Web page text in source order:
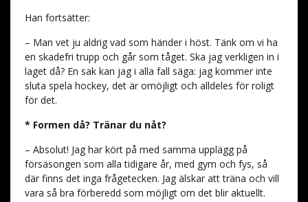
Han fortsätter:
– Man vet ju aldrig vad som händer i höst. Tänk om vi ha
en skadefri trupp och går som tåget. Ska jag verkligen in i
laget då? En sak kan jag i alla fall säga: jag kommer inte
sluta spela hockey, det är omöjligt och alldeles för roligt
för det.
* Formen då? Tränar du nåt?
– Absolut! Jag har kört på med samma upplägg på
försäsongen som alla tidigare år, med gym och fys, så
där finns det inga frågetecken. Jag älskar att träna och vill
vara så bra förberedd som möjligt om det blir aktuellt.